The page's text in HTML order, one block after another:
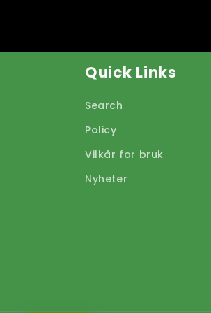
Quick Links
Search
Policy
Vilkår for bruk
Nyheter